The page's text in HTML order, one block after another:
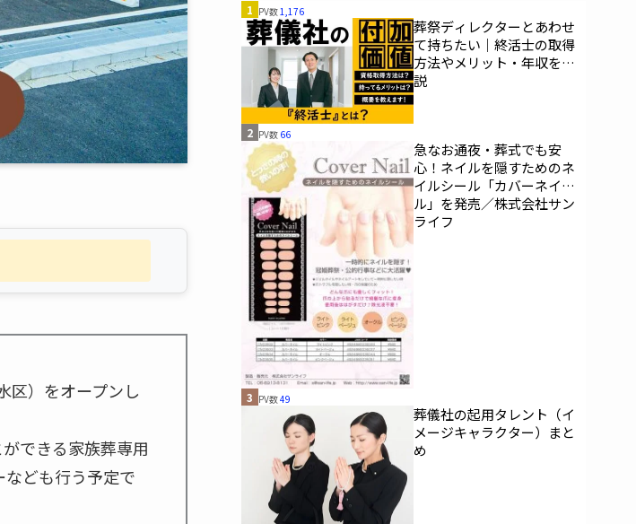
区）をオープンし
できる家族葬専用
ども行う予定で
1 PV数1,176
葬祭ディレクターとあわせ
て持ちたい｜終活士の取得
方法やメリット・年収を解
説
2 PV数 66
急なお通夜・葬式でも安
心！ネイルを隠すためのネ
イルシール「カバーネイ
ル」を発売／株式会社サン
ライフ
3 PV数49
葬儀社の起用タレント（イ
メージキャラクター）まと
め